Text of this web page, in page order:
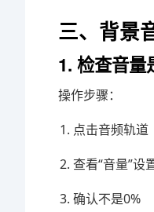
三、背景
1. 检查音量
操作步骤：
点击音频轨道
查看“音量”设
确认不是0%